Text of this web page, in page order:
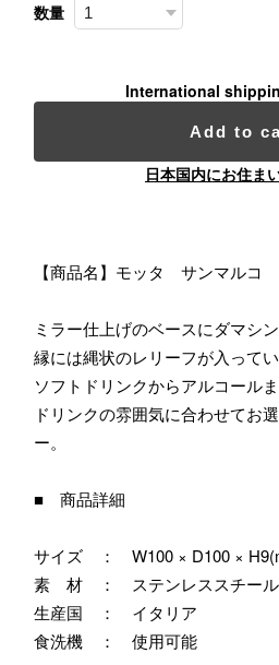
数量
International
Add to
日本国内にお住ま
【商品名】モッタ サンマル
ミラー仕上げのベースにダマシ
縁には縄状のレリーフが入ってい
ソフトドリンクからアルコール
ドリンクの雰囲気に合わせてお
ー。
■ 商品詳細
サイズ ： W100 × D100 ×
素 材 ： ステンレススチール
生産国 ： イタリア
食洗機 ： 使用可能